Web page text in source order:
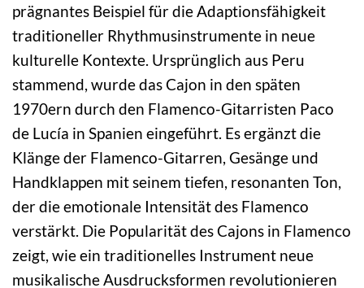
prägnantes Beispiel für die Adaptionsfähigkeit
traditioneller Rhythmusinstrumente in neue
kulturelle Kontexte. Ursprünglich aus Peru
stammend, wurde das Cajon in den späten
1970ern durch den Flamenco-Gitarristen Paco
de Lucía in Spanien eingeführt. Es ergänzt die
Klänge der Flamenco-Gitarren, Gesänge und
Handklappen mit seinem tiefen, resonanten Ton,
der die emotionale Intensität des Flamenco
verstärkt. Die Popularität des Cajons in Flamenco
zeigt, wie ein traditionelles Instrument neue
musikalische Ausdrucksformen revolutionieren